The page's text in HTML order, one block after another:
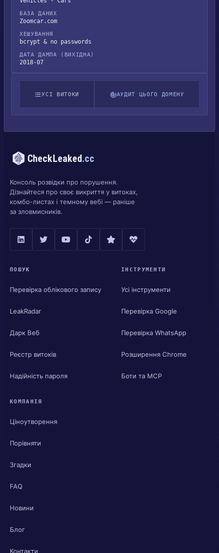
БАЗА ДАНИХ
Zoomcar.com
ХЕШУВАННЯ
bcrypt & no passwords
ДАТА ДАМПА (ВИХІДНА)
2018-07
УСІ ВИТОКИ АУДИТ ЦЬОГО ДОМЕНУ
CheckLeaked.cc
Консоль розвідки про порушення.
Дізнайтеся про своє викриття у витоках,
комбо-листах і темному вебі — раніше
за зловмисників.
ПОШУК
Перевірка облікового запису
LeakRadar
Дарк Веб
Реєстр витоків
Надійність пароля
ІНСТРУМЕНТИ
Усі інструменти
Перевірка Google
Перевірка WhatsApp
Розширення Chrome
Боти та MCP
КОМПАНІЯ
Ціноутворення
Порівняти
Згадки
FAQ
Новини
Блог
Контакти